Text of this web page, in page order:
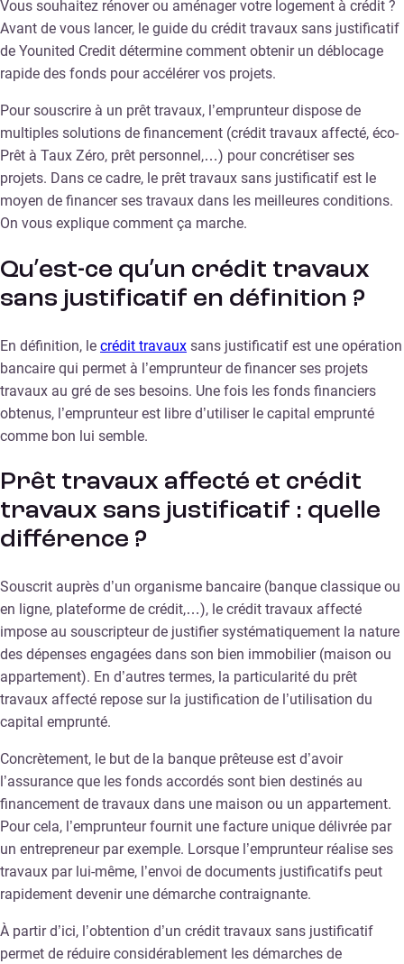
Vous souhaitez rénover ou aménager votre logement à crédit ?
Avant de vous lancer, le guide du crédit travaux sans justificatif
de Younited Credit détermine comment obtenir un déblocage
rapide des fonds pour accélérer vos projets.
Pour souscrire à un prêt travaux, l’emprunteur dispose de
multiples solutions de financement (crédit travaux affecté, éco-
Prêt à Taux Zéro, prêt personnel,…) pour concrétiser ses
projets. Dans ce cadre, le prêt travaux sans justificatif est le
moyen de financer ses travaux dans les meilleures conditions.
On vous explique comment ça marche.
Qu’est-ce qu’un crédit travaux
sans justificatif en définition ?
En définition, le crédit travaux sans justificatif est une opération
bancaire qui permet à l’emprunteur de financer ses projets
travaux au gré de ses besoins. Une fois les fonds financiers
obtenus, l’emprunteur est libre d’utiliser le capital emprunté
comme bon lui semble.
Prêt travaux affecté et crédit
travaux sans justificatif : quelle
différence ?
Souscrit auprès d’un organisme bancaire (banque classique ou
en ligne, plateforme de crédit,…), le crédit travaux affecté
impose au souscripteur de justifier systématiquement la nature
des dépenses engagées dans son bien immobilier (maison ou
appartement). En d’autres termes, la particularité du prêt
travaux affecté repose sur la justification de l’utilisation du
capital emprunté.
Concrètement, le but de la banque prêteuse est d’avoir
l’assurance que les fonds accordés sont bien destinés au
financement de travaux dans une maison ou un appartement.
Pour cela, l’emprunteur fournit une facture unique délivrée par
un entrepreneur par exemple. Lorsque l’emprunteur réalise ses
travaux par lui-même, l’envoi de documents justificatifs peut
rapidement devenir une démarche contraignante.
À partir d’ici, l’obtention d’un crédit travaux sans justificatif
permet de réduire considérablement les démarches de